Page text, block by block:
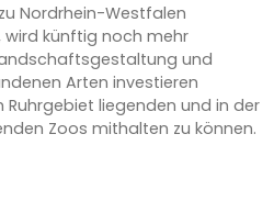
Nordrhein-Westfalen
wird künftig noch mehr
und
Arten investieren
liegenden und in der
Zoos mithalten zu können.